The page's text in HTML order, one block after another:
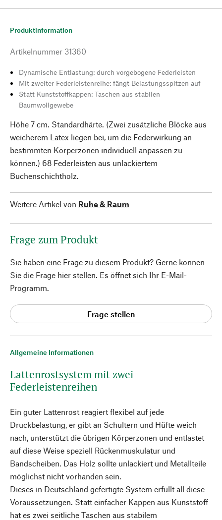
Allgemeine Informationen
Lattenrostsystem mit zwei
Federleistenreihen
Ein guter Lattenrost reagiert flexibel auf jede
Druckbelastung, er gibt an Schultern und Hüfte weich
nach, unterstützt die übrigen Körperzonen und entlastet
auf diese Weise speziell Rückenmuskulatur und
Bandscheiben. Das Holz sollte unlackiert und Metallteile
möglichst nicht vorhanden sein.
Dieses in Deutschland gefertigte System erfüllt all diese
Voraussetzungen. Statt einfacher Kappen aus Kunststoff
hat es zwei seitliche Taschen aus stabilem
Produktinformation
Artikelnummer 31360
Dynamische Entlastung: durch vorgebogene Federleisten
Mit zweiter Federleistenreihe: fängt Belastungsspitzen auf
Statt Kunststoffkappen: Taschen aus stabilen
Baumwollgewebe
Höhe 7 cm. Standardhärte. (Zwei zusätzliche Blöcke aus
weicherem Latex liegen bei, um die Federwirkung an
bestimmten Körperzonen individuell anpassen zu
können.) 68 Federleisten aus unlackiertem
Buchenschichtholz.
Weitere Artikel von Ruhe & Raum
Frage zum Produkt
Sie haben eine Frage zu diesem Produkt? Gerne können
Sie die Frage hier stellen. Es öffnet sich Ihr E-Mail-
Programm.
Frage stellen